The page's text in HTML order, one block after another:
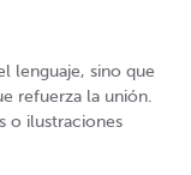
lenguaje, sino que
refuerza la unión.
o ilustraciones